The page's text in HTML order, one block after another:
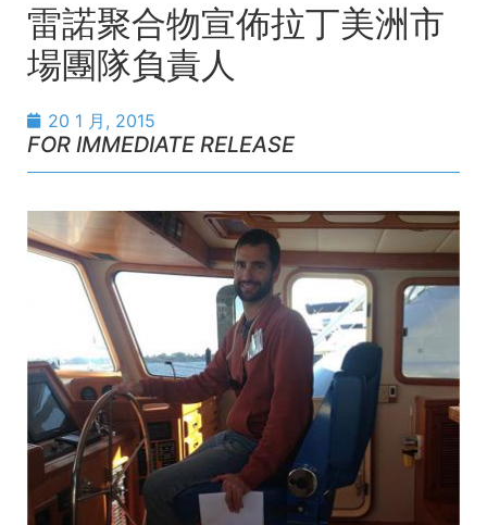
雷諾聚合物宣佈拉丁美洲市
場團隊負責人
20 1 月, 2015
FOR IMMEDIATE RELEASE